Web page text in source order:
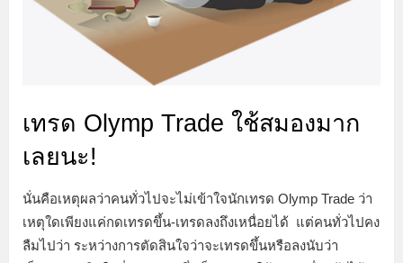
เทรด Olymp Trade ใช้สมองมาก
เลยนะ!
นั่นคือเหตุผลว่าคนทั่วไปจะไม่เข้าใจนักเทรด Olymp Trade ว่า
เหตุใดเพียงแค่กดเทรดขึ้น-เทรดลงถึงเหนื่อยได้ แต่คนทั่วไปคง
ลืมไปว่า ระหว่างการตัดสินใจว่าจะเทรดขึ้นหรือลงนับว่า